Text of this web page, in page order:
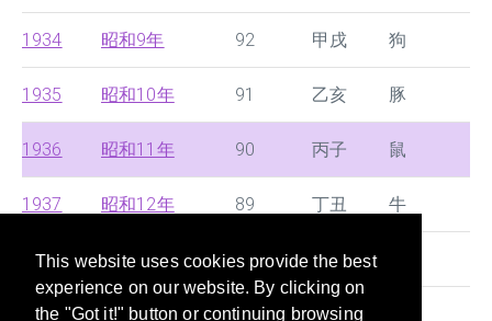
This website uses cookies provide the best
experience on our website. By clicking on
the "Got it!" button or continuing browsing
1934 昭和9年 92 甲戌 狗
1935 昭和10年 91 乙亥 豚
1936 昭和11年 90 丙子 鼠
1937 昭和12年 89 丁丑 牛
1938 昭和13年 88 戊寅
1939 昭和14年 87 己卯